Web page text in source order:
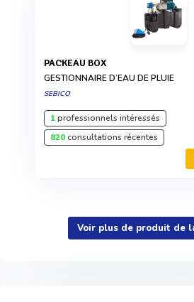
PACKEAU BOX
GESTIONNAIRE D’EAU DE PLUIE
SEBICO
1professionnels intéressés
820consultations récentes
Voir plus de produit de